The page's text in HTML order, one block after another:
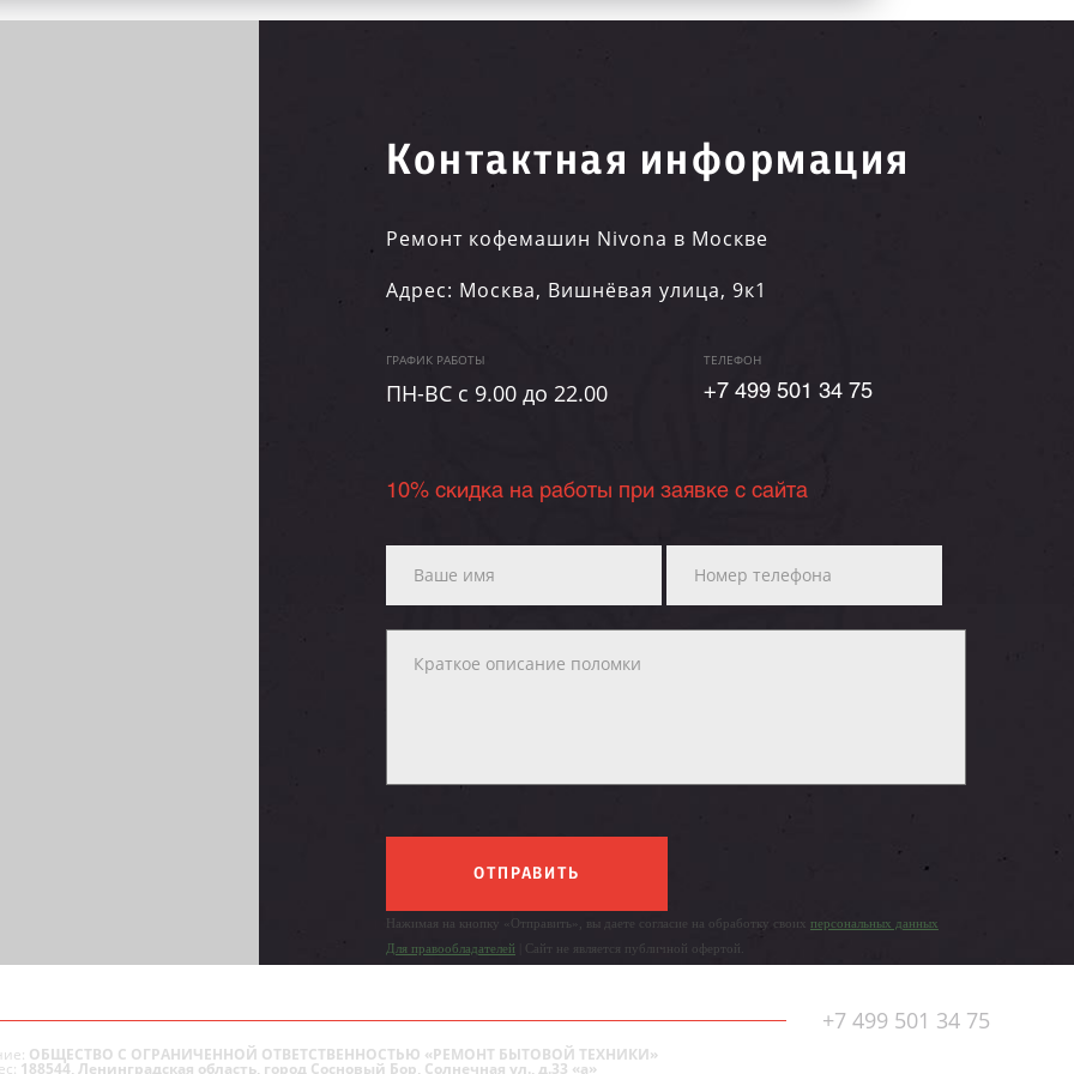
Контактная информация
Ремонт кофемашин Nivona в Москве
Адрес: Москва, Вишнёвая улица, 9к1
ГРАФИК РАБОТЫ
ПН-ВC c 9.00 до 22.00
ТЕЛЕФОН
+7 499 501 34 75
10% скидка на работы при заявке с сайта
ОТПРАВИТЬ
Нажимая на кнопку «Отправить», вы даете согласие на обработку своих персональных данных
Для правообладателей | Сайт не является публичной офертой.
+7 499 501 34 75
ОБЩЕСТВО С ОГРАНИЧЕННОЙ ОТВЕТСТВЕННОСТЬЮ «РЕМОНТ БЫТОВОЙ ТЕХНИКИ»
188544, Ленинградская область, город Сосновый Бор, Солнечная ул., д.33 «а»